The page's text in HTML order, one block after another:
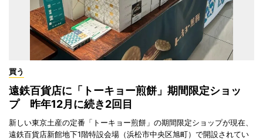
買う
遠鉄百貨店に「トーキョー煎餅」期間限定ショッ
プ 昨年12月に続き2回目
新しい東京土産の定番「トーキョー煎餅」の期間限定ショップが現在、
遠鉄百貨店新館地下1階特設会場（浜松市中央区旭町）で開設されてい